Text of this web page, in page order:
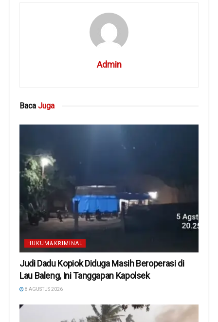
Admin
Baca Juga
HUKUM&KRIMINAL
Judi Dadu Kopiok Diduga Masih Beroperasi di
Lau Baleng, Ini Tanggapan Kapolsek
8 AGUSTUS 2026